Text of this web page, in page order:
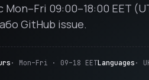
Mon–Fri 09:00–18:00 EET
GitHub issue.
· Mon–Fri · 09–18 EETLanguages ·